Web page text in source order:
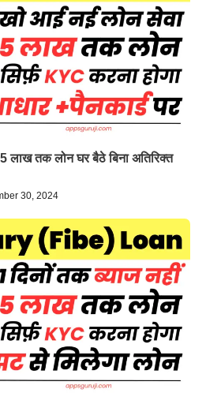
तक लोन घर बैठे बिना अतिरिक्त
30, 2024